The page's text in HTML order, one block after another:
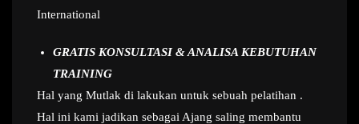
International
GRATIS KONSULTASI & ANALISA KEBUTUHAN
TRAINING
Hal yang Mutlak di lakukan untuk sebuah pelatihan .
Hal ini kami jadikan sebagai Ajang saling membantu